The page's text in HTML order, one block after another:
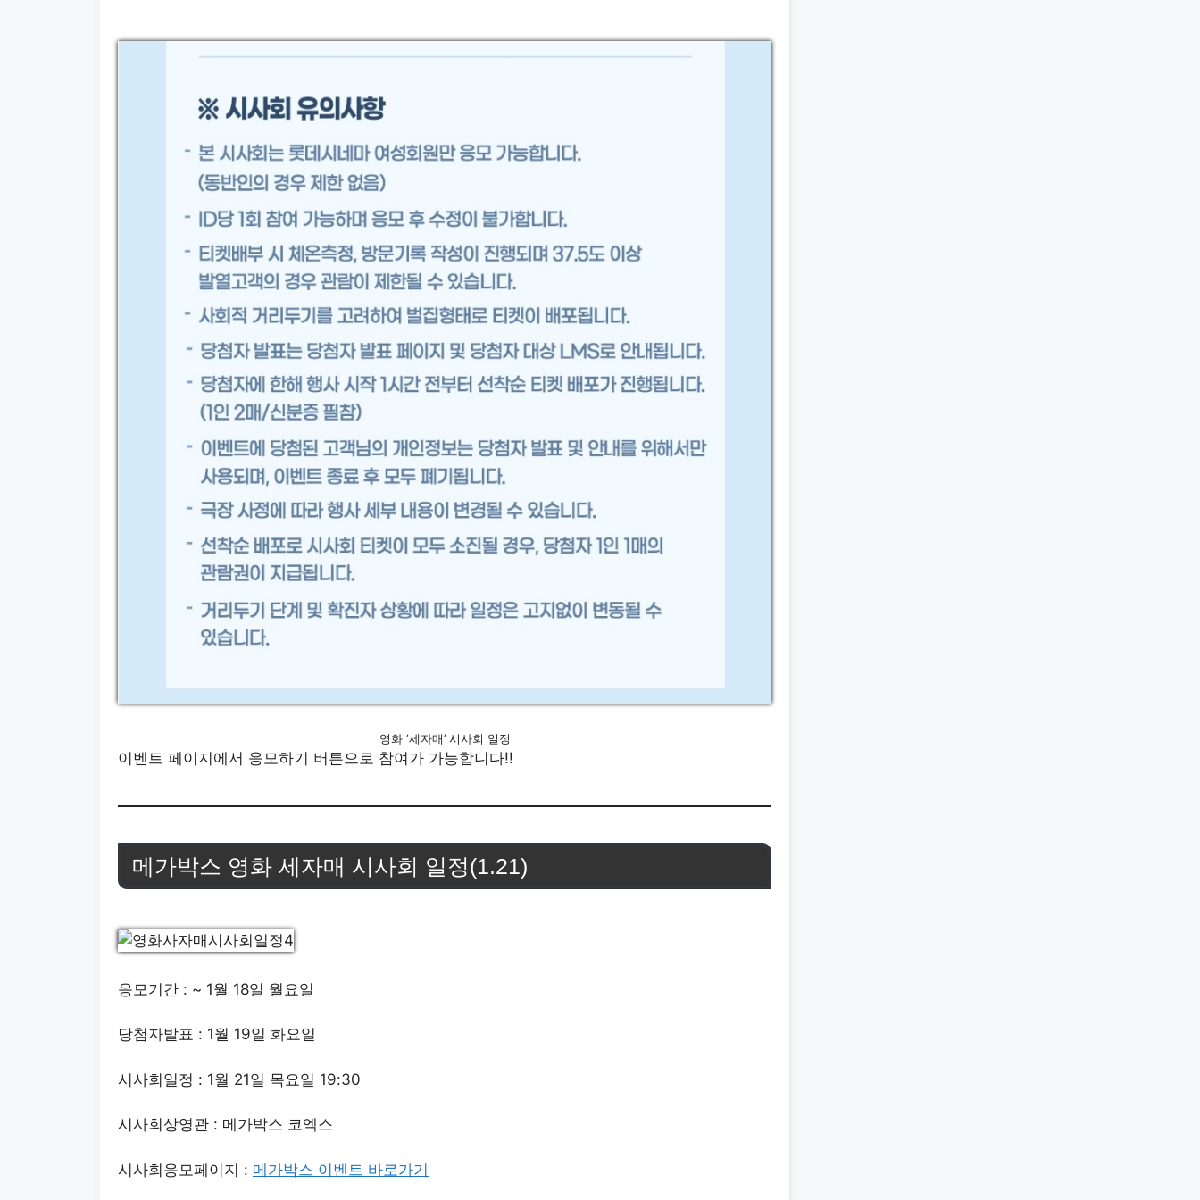
영화 ‘세자매’ 시사회 일정
이벤트 페이지에서 응모하기 버튼으로 참여가 가능합니다!!
메가박스 영화 세자매 시사회 일정(1.21)
응모기간 : ~ 1월 18일 월요일
당첨자발표 : 1월 19일 화요일
시사회일정 : 1월 21일 목요일 19:30
시사회상영관 : 메가박스 코엑스
시사회응모페이지 : 메가박스 이벤트 바로가기